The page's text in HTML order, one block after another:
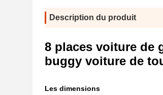
Description du produit
8 places voiture de
buggy voiture de
Les dimensions